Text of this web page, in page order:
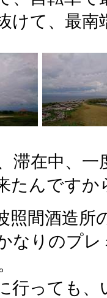
けて、最南
滞在中、一
たんですか
照間酒造所
なりのプ
行っても